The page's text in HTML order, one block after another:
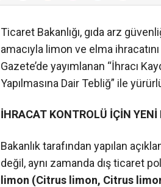
Ticaret Bakanlığı, gıda arz
amacıyla limon ve elma
Gazete’de yayımlanan “İhracı
Yapılmasına Dair Tebliğ” ile
İHRACAT KONTROLÜ İÇİN YENİ
Bakanlık tarafından yapılan
değil, aynı zamanda dış ticaret
limon (Citrus limon, Citrus